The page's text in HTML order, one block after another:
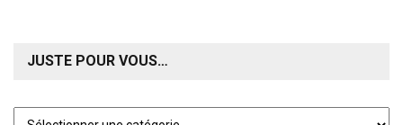
JUSTE POUR VOUS…